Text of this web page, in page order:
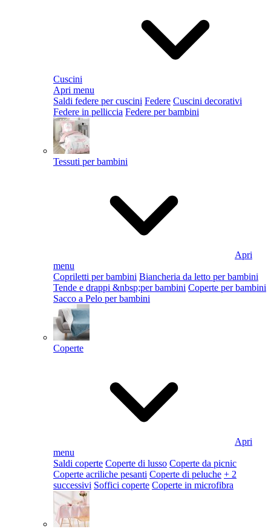
Cuscini
Apri menu
Saldi federe per cuscini Federe Cuscini decorativi
Federe in pelliccia Federe per bambini
Tessuti per bambini
Apri
menu
Copriletti per bambini Biancheria da letto per bambini
Tende e drappi &nbsp;per bambini Coperte per bambini
Sacco a Pelo per bambini
Coperte
Apri
menu
Saldi coperte Coperte di lusso Coperte da picnic
Coperte acriliche pesanti Coperte di peluche + 2
successivi Soffici coperte Coperte in microfibra